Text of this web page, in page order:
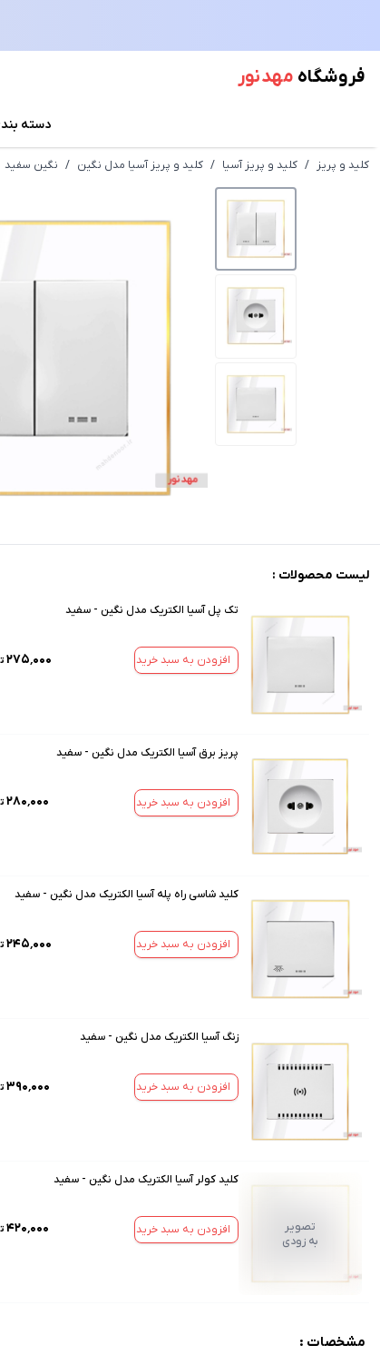
فروشگاه مهد نور
دسته
کلید و پریز / کلید و پریز آسیا / کلید و پریز آسیا مدل نگین / نگین سفید
لیست محصولات :
تک پل آسیا الکتریک مدل نگین - سفید
افزودن به سبد خرید ۲۷۵٬۰۰۰
پریز برق آسیا الکتریک مدل نگین - سفید
افزودن به سبد خرید ۲۸۰٬۰۰۰
کلید شاسی راه پله آسیا الکتریک مدل نگین - سفید
افزودن به سبد خرید ۲۴۵٬۰۰۰
زنگ آسیا الکتریک مدل نگین - سفید
افزودن به سبد خرید ۳۹۰٬۰۰۰
تصویر
به زودی
کلید کولر آسیا الکتریک مدل نگین - سفید
افزودن به سبد خرید ۴۲۰٬۰۰۰
مشخصات :